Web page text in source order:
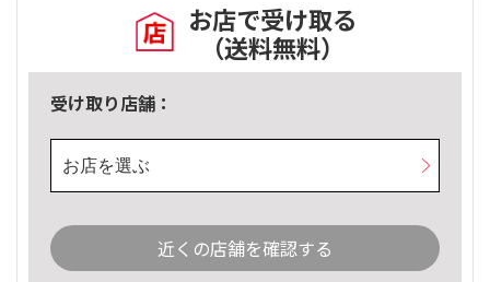
お店で受け取る
（送料無料）
受け取り店舗：
お店を選ぶ
近くの店舗を確認する